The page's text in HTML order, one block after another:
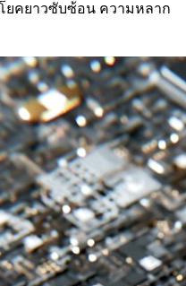
ยคยาวซับซ้อน ความหลาก